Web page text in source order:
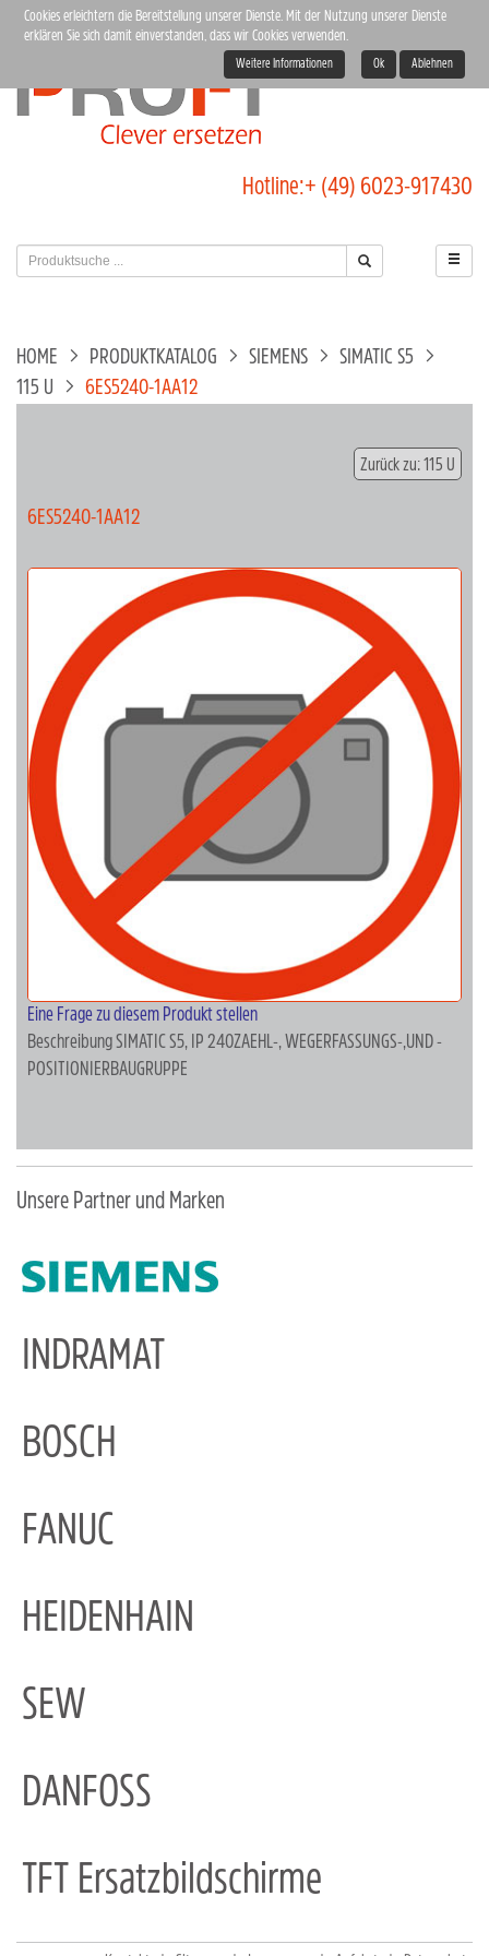
Hotline:+ (49) 6023-917430
HOME PRODUKTKATALOG SIEMENS
SIMATIC S5
115 U
6ES5240-1AA12
Zurück zu: 115 U
6ES5240-1AA12
Eine Frage zu diesem Produkt stellen
BeschreibungSIMATIC S5, IP 240ZAEHL-, WEGERFASSUNGS-,UND -
POSITIONIERBAUGRUPPE
Unsere Partner und Marken
INDRAMAT
BOSCH
FANUC
HEIDENHAIN
SEW
DANFOSS
TFT Ersatzbildschirme
Cookies erleichtern die Bereitstellung unserer Dienste. Mit der Nutzung unserer Dienste
erklären Sie sich damit einverstanden, dass wir Cookies verwenden.
Weitere Informationen Ok Ablehnen